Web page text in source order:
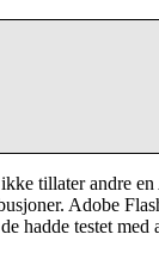
tillater andre
Adobe
hadde testet